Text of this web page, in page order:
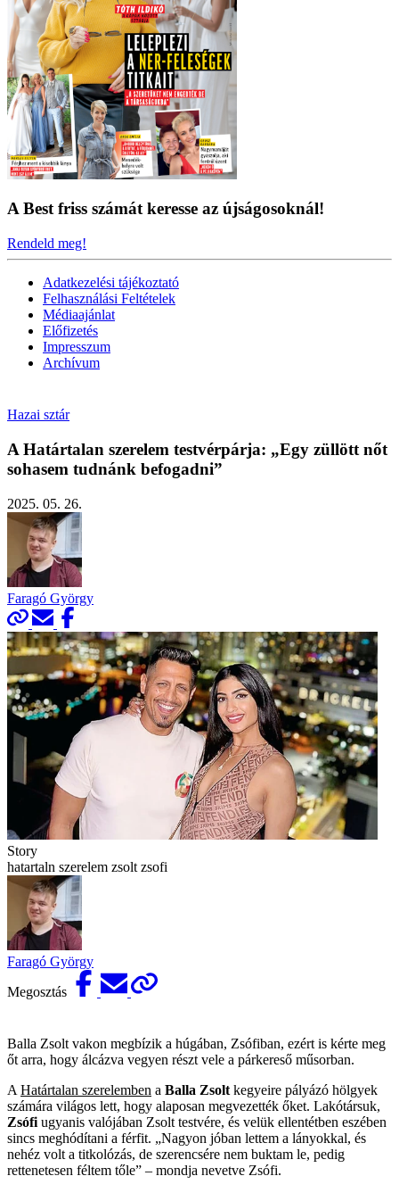
A Best friss számát keresse az újságosoknál!
Rendeld meg!
Adatkezelési tájékoztató
Felhasználási Feltételek
Médiaajánlat
Előfizetés
Impresszum
Archívum
Hazai sztár
A Határtalan szerelem testvérpárja: „Egy züllött nőt
sohasem tudnánk befogadni”
2025. 05. 26.
Faragó György
Story
hatartaln szerelem zsolt zsofi
Faragó György
Megosztás
Balla Zsolt vakon megbízik a húgában, Zsófiban, ezért is kérte meg
őt arra, hogy álcázva vegyen részt vele a párkereső műsorban.
A Határtalan szerelemben a Balla Zsolt kegyeire pályázó hölgyek
számára világos lett, hogy alaposan megvezették őket. Lakótársuk,
Zsófi ugyanis valójában Zsolt testvére, és velük ellentétben eszében
sincs meghódítani a férfit. „Nagyon jóban lettem a lányokkal, és
nehéz volt a titkolózás, de szerencsére nem buktam le, pedig
rettenetesen féltem tőle” – mondja nevetve Zsófi.